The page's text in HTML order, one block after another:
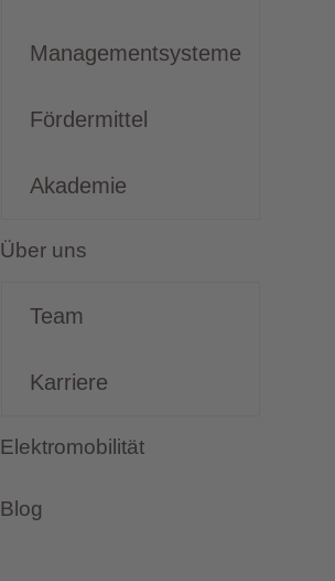
Managementsysteme
Fördermittel
Akademie
Über uns
Team
Karriere
Elektromobilität
Blog